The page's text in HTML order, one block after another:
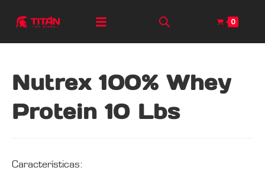
0
Nutrex 100% Whey
Protein 10 Lbs
Características: